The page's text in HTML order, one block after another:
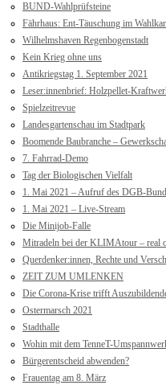
BUND-Wahlprüfsteine
Fährhaus: Ent-Täuschung im
Wilhelmshaven Regenbogenstadt
Kein Krieg ohne uns
Antikriegstag 1. September 2021
Leser:innenbrief: Holzpellet-
Spielzeitrevue
Landesgartenschau im Stadtpark
Boomende Baubranche –
7. Fahrrad-Demo
Tag der Biologischen Vielfalt
1. Mai 2021 – Aufruf des DGB-
1. Mai 2021 – Live-Stream
Die Minijob-Falle
Mitradeln bei der KLIMAtour – real
Querdenker:innen, Rechte und
ZEIT ZUM UMLENKEN
Die Corona-Krise trifft
Ostermarsch 2021
Stadthalle
Wohin mit dem TenneT-
Bürgerentscheid abwenden?
Frauentag am 8. März